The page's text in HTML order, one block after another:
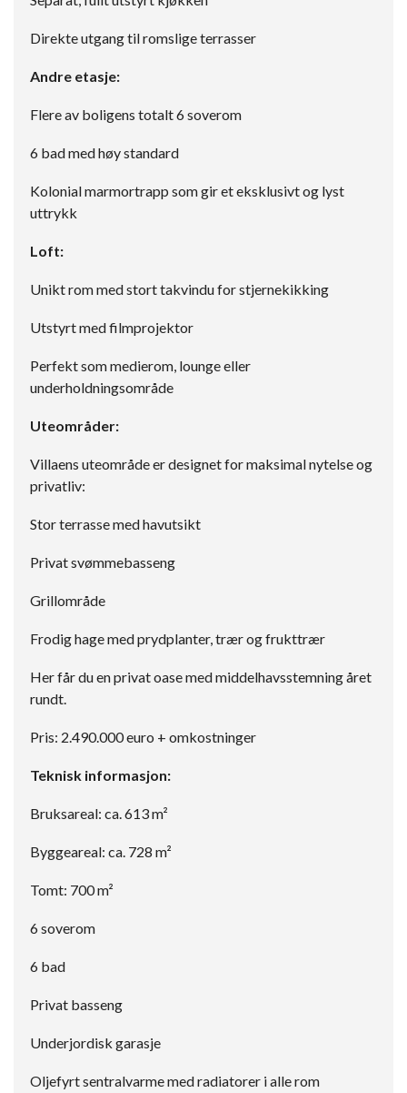
Direkte utgang til romslige terrasser
Andre etasje:
Flere av boligens totalt 6 soverom
6 bad med høy standard
Kolonial marmortrapp som gir et eksklusivt og lyst
uttrykk
Loft:
Unikt rom med stort takvindu for stjernekikking
Utstyrt med filmprojektor
Perfekt som medierom, lounge eller
underholdningsområde
Uteområder:
Villaens uteområde er designet for maksimal nytelse og
privatliv:
Stor terrasse med havutsikt
Privat svømmebasseng
Grillområde
Frodig hage med prydplanter, trær og frukttrær
Her får du en privat oase med middelhavsstemning året
rundt.
Pris: 2.490.000 euro + omkostninger
Teknisk informasjon:
Bruksareal: ca. 613 m²
Byggeareal: ca. 728 m²
Tomt: 700 m²
6 soverom
6 bad
Privat basseng
Underjordisk garasje
Oljefyrt sentralvarme med radiatorer i alle rom